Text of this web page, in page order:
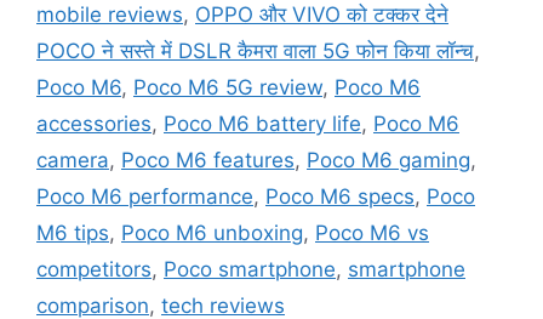
mobile reviews, OPPO और VIVO को टक्कर देने
POCO ने सस्ते में DSLR कैमरा वाला 5G फोन किया लॉन्च,
Poco M6, Poco M6 5G review, Poco M6
accessories, Poco M6 battery life, Poco M6
camera, Poco M6 features, Poco M6 gaming,
Poco M6 performance, Poco M6 specs, Poco
M6 tips, Poco M6 unboxing, Poco M6 vs
competitors, Poco smartphone, smartphone
comparison, tech reviews